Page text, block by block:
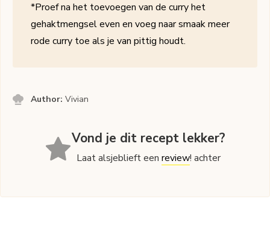
*Proef na het toevoegen van de curry het
gehaktmengsel even en voeg naar smaak meer
rode curry toe als je van pittig houdt.
Author:Vivian
Vond je dit recept lekker?
Laat alsjeblieft eenreview! achter